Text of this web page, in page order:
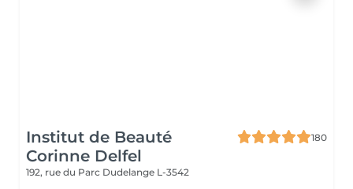
Institut de Beauté
Corinne Delfel
180
192, rue du Parc Dudelange L-3542